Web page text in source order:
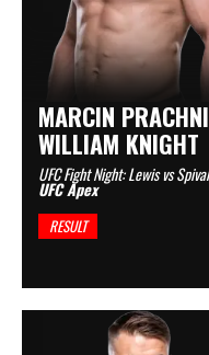
MARCIN
WILLIAM KNIGHT
UFC Fight Night: Lewis vs
UFC Apex
RESULT